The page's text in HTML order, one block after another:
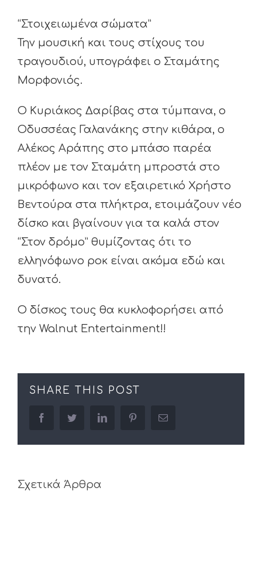
“Στοιχειωμένα σώματα”
Την μουσική και τους στίχους του
τραγουδιού, υπογράφει ο Σταμάτης
Μορφονιός.
Ο Κυριάκος Δαρίβας στα τύμπανα, ο
Οδυσσέας Γαλανάκης στην κιθάρα, ο
Αλέκος Αράπης στο μπάσο παρέα
πλέον με τον Σταμάτη μπροστά στο
μικρόφωνο και τον εξαιρετικό Χρήστο
Βεντούρα στα πλήκτρα, ετοιμάζουν νέο
δίσκο και βγαίνουν για τα καλά στον
“Στον δρόμο” θυμίζοντας ότι το
ελληνόφωνο ροκ είναι ακόμα εδώ και
δυνατό.
Ο δίσκος τους θα κυκλοφορήσει από
την Walnut Entertainment!!
SHARE THIS POST
facebooktwitter linkedin pinterestEmail
Σχετικά Άρθρα